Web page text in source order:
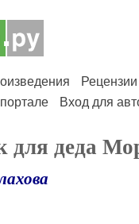
Рецензии
Вход для
для деда